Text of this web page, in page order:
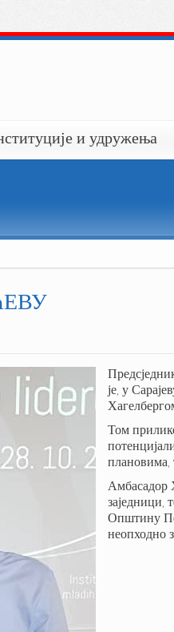
и удружења
је, у
Том
плановима,
Амбасадор
заједници,
Општину
неопходно